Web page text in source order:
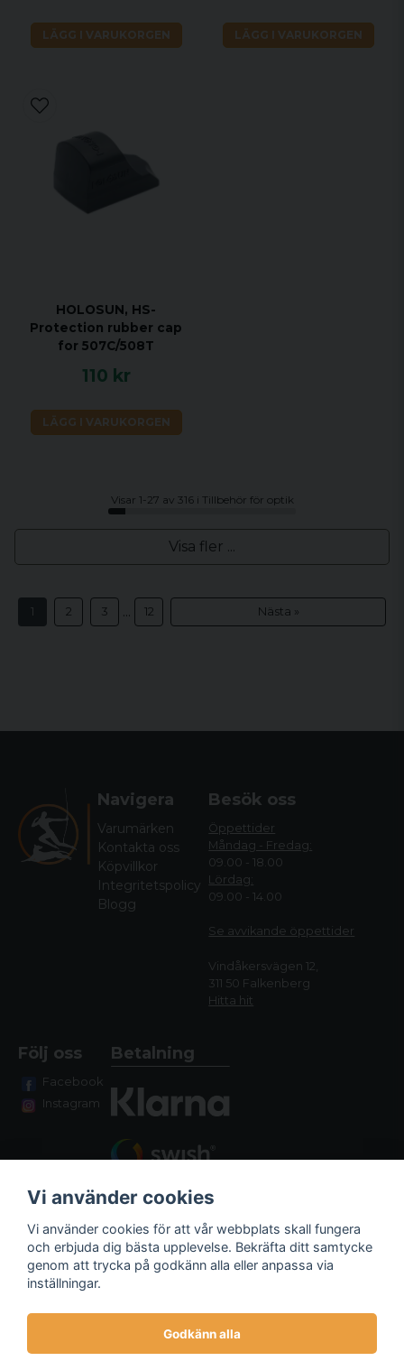
LÄGG I VARUKORGEN LÄGG I VARUKORGEN
HOLOSUN, HS-
Protection rubber cap
for 507C/508T
110 kr
LÄGG I VARUKORGEN
Visar 1-27 av 316 i Tillbehör för optik
Visa fler ...
1 2 3 ... 12 Nästa »
Navigera
Varumärken
Kontakta oss
Köpvillkor
Integritetspolicy
Blogg
Besök oss
Öppettider
Måndag - Fredag:
09.00 - 18.00
Lördag:
09.00 - 14.00
Se avvikande öppettider
Vindåkersvägen 12,
311 50 Falkenberg
Hitta hit
Följ oss
Facebook
Instagram
Betalning
Fraktalternativ
Vi använder cookies
Vi använder cookies för att vår webbplats skall fungera
och erbjuda dig bästa upplevelse. Bekräfta ditt samtycke
genom att trycka på godkänn alla eller anpassa via
inställningar.
Godkänn alla